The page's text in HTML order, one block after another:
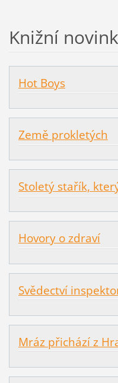
Knižní
Hot Boys
Země prokletých
Stoletý stařík,
Hovory o zdraví
Svědectví
Mráz přichází z